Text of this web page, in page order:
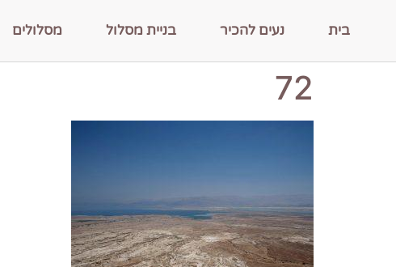
בית נעים להכיר בניית מסלול מסלולים
72